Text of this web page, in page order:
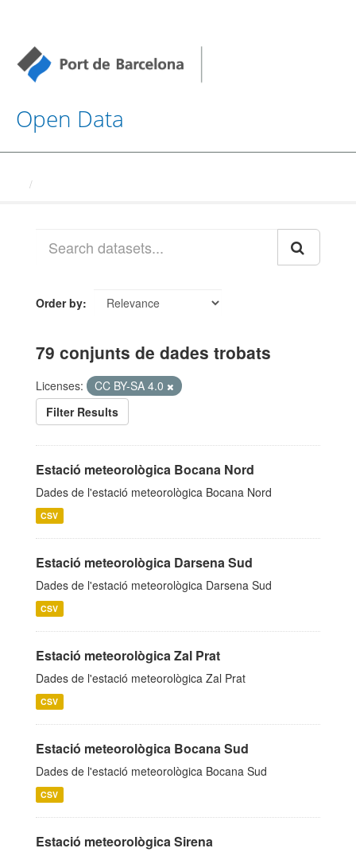
Open Data
Order by
79 conjunts de dades trobats
Licenses:
CC BY-SA 4.0
Filter Results
Estació meteorològica Bocana Nord
Dades de l'estació meteorològica Bocana Nord
CSV
Estació meteorològica Darsena Sud
Dades de l'estació meteorològica Darsena Sud
CSV
Estació meteorològica Zal Prat
Dades de l'estació meteorològica Zal Prat
CSV
Estació meteorològica Bocana Sud
Dades de l'estació meteorològica Bocana Sud
CSV
Estació meteorològica Sirena